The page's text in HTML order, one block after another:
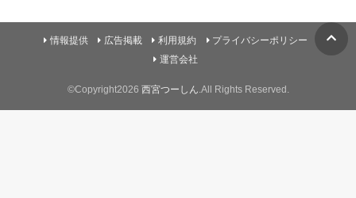
情報提供 広告掲載 利用規約
プライバシーポリシー
運営会社
©Copyright2026 西宮つーしん .All Rights Reserved.